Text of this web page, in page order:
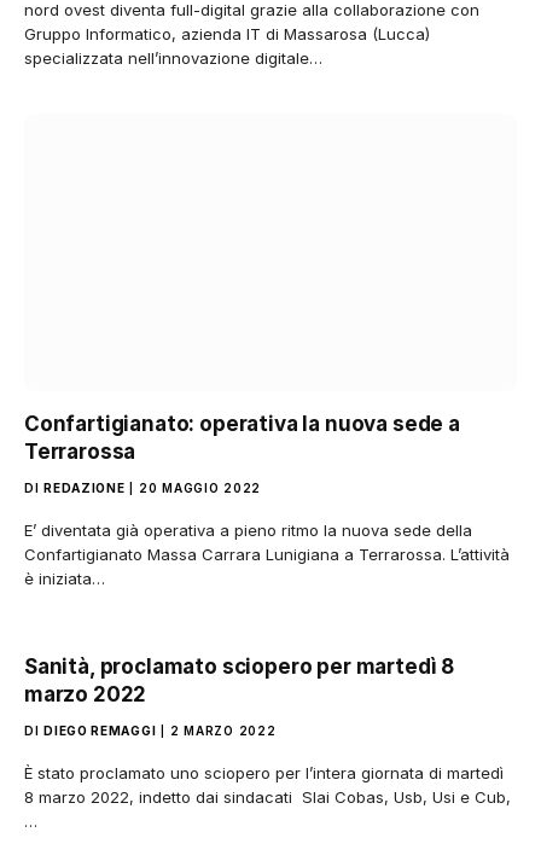
nord ovest diventa full-digital grazie alla collaborazione con
Gruppo Informatico, azienda IT di Massarosa (Lucca)
specializzata nell’innovazione digitale…
Confartigianato: operativa la nuova sede a
Terrarossa
DI REDAZIONE 20 MAGGIO 2022
E’ diventata già operativa a pieno ritmo la nuova sede della
Confartigianato Massa Carrara Lunigiana a Terrarossa. L’attività
è iniziata…
Sanità, proclamato sciopero per martedì 8
marzo 2022
DI DIEGO REMAGGI 2 MARZO 2022
È stato proclamato uno sciopero per l’intera giornata di martedì
8 marzo 2022, indetto dai sindacati Slai Cobas, Usb, Usi e Cub,
…